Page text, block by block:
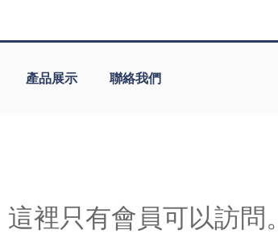
產品展示 聯絡我們
這裡只有會員可以訪問。